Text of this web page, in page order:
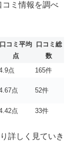
ミ情報を調べ
口コミ平均
点
口コミ総
数
点 165件
点 52件
点 33件
詳しく見ていき